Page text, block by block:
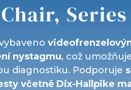
nystagmu, což
diagnostiku. Podporuje
včetně Dix-Hallpike